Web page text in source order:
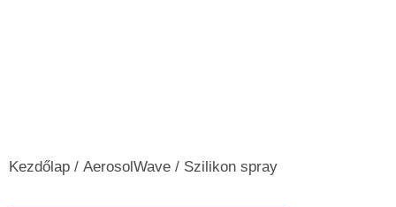
Kezdőlap / AerosolWave / Szilikon spray